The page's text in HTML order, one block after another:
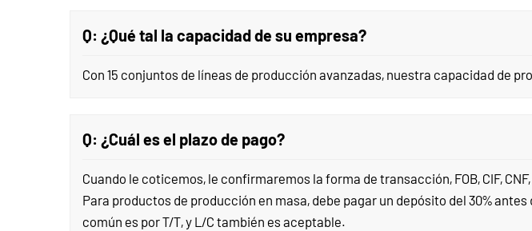
Q: ¿Qué tal la capacidad de su empresa?
Con 15 conjuntos de líneas de producción avanzadas, nuestra capacidad de
Q: ¿Cuál es el plazo de pago?
Cuando le coticemos, le confirmaremos la forma de transacción, FOB, CIF,
Para productos de producción en masa, debe pagar un depósito del 30%
común es por T/T, y L/C también es aceptable.